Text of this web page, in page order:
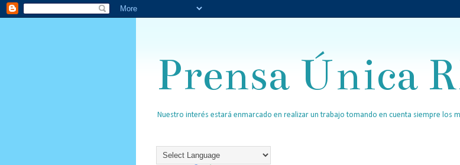
Prensa Única
Nuestro interés estará enmarcado en realizar un trabajo tomando en cuenta siempre los